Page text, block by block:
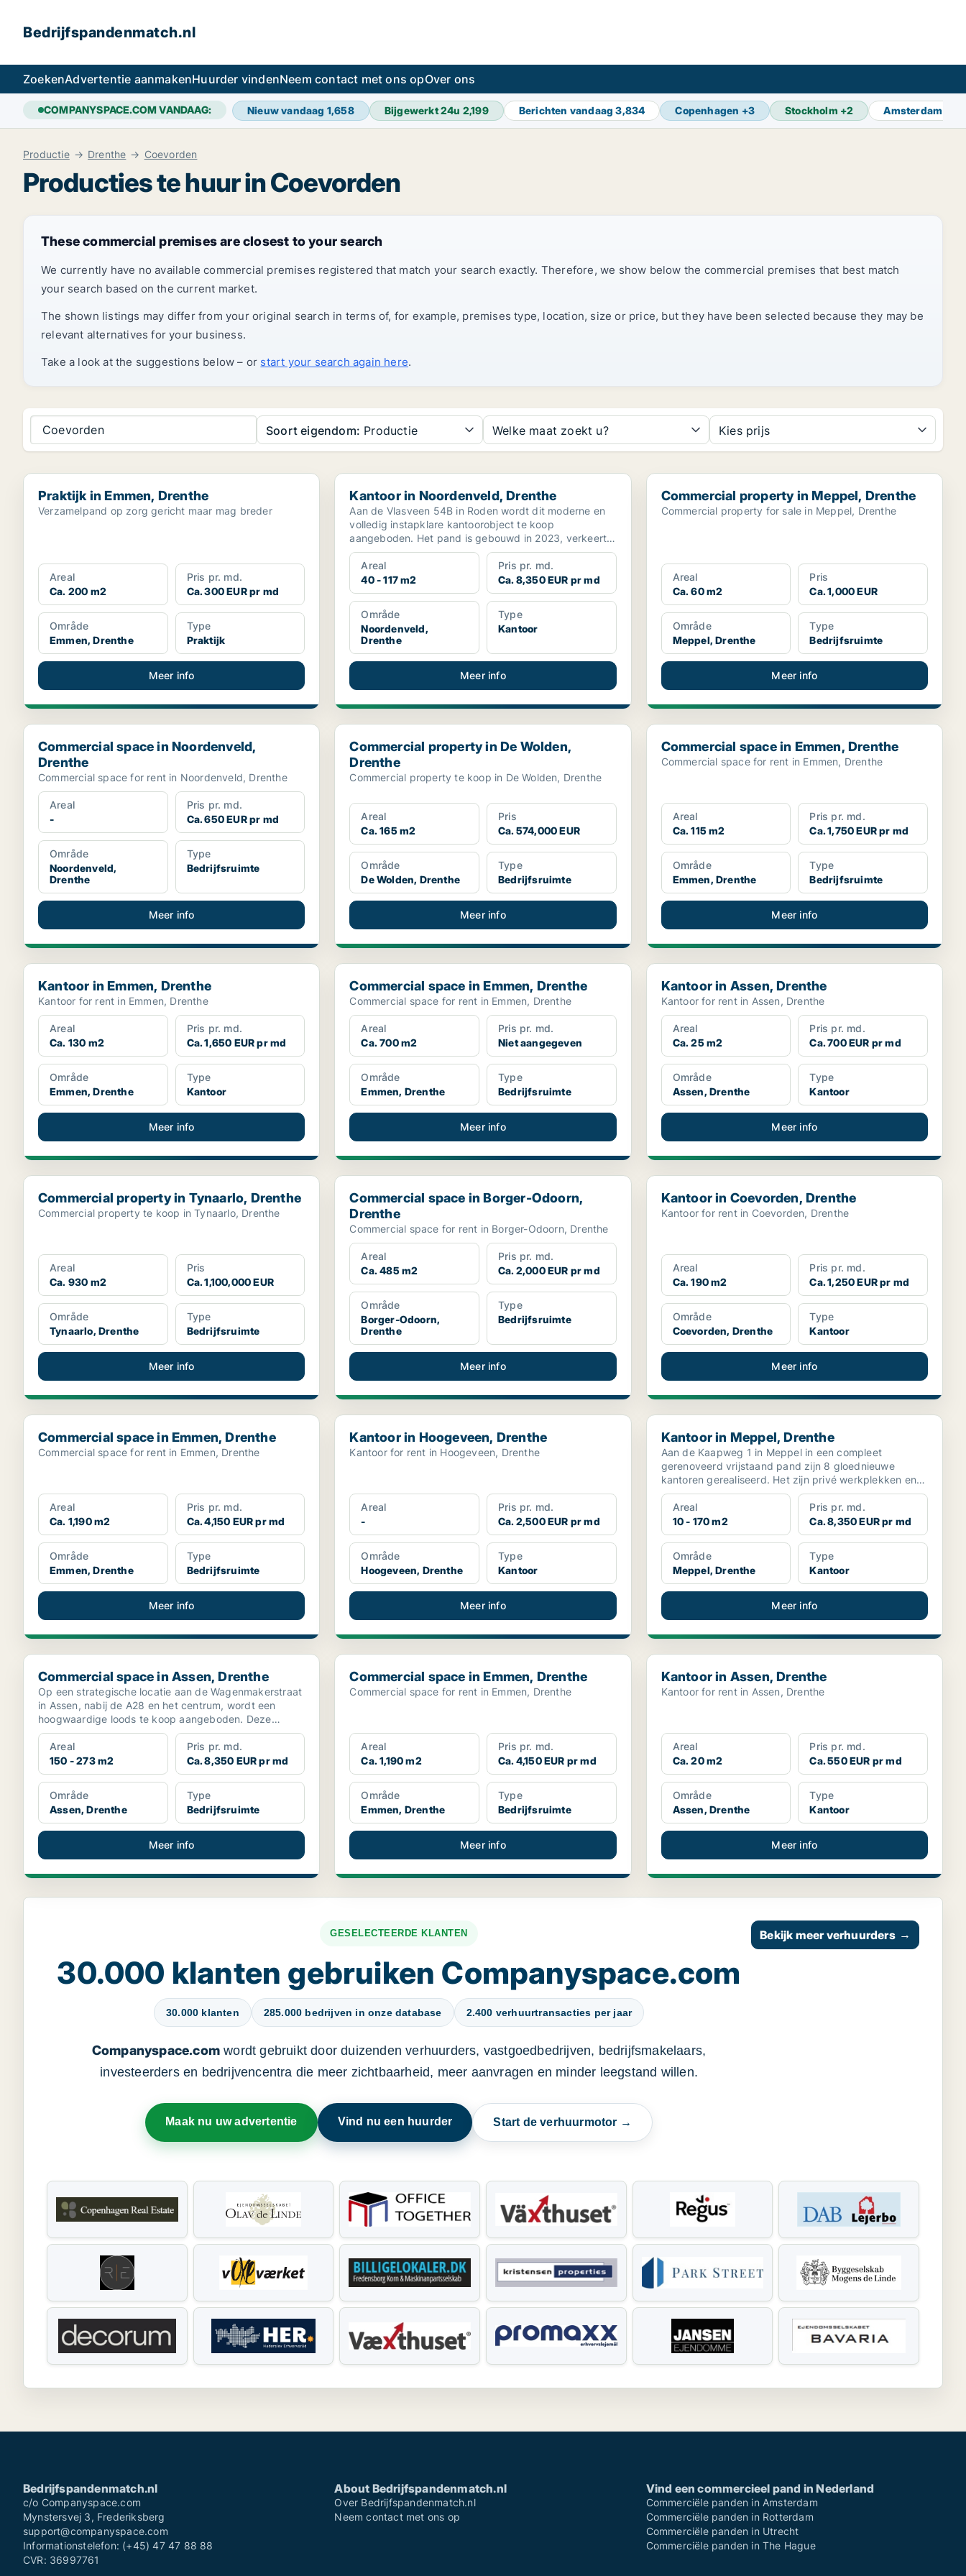
Bedrijfspandenmatch.nl
ZoekenAdvertentie aanmakenHuurder vindenNeem contact met ons opOver ons
COMPANYSPACE.COM VANDAAG: Nieuw vandaag 1,658 Bijgewerkt 24u 2,199 Berichten vandaag3,834 Copenhagen +3 Stockholm +2 Amsterdam
Productie Drenthe Coevorden
Producties te huur in Coevorden
These commercial premises are closest to your search
We currently have no available commercial premises registered that match your search exactly. Therefore, we show below the commercial premises that best match
your search based on the current market.
The shown listings may differ from your original search in terms of, for example, premises type, location, size or price, but they have been selected because they may be
relevant alternatives for your business.
Take a look at the suggestions below – or start your search again here.
Coevorden Soort eigendom: Productie Welke maat zoekt u? Kies prijs
Praktijk in Emmen, Drenthe
Praktijk in Emmen, Drenthe
Verzamelpand op zorg gericht maar mag breder
Areal
Ca. 200 m2
Pris pr. md.
Ca. 300 EUR pr md
Område
Emmen, Drenthe
Type
Praktijk
Meer info
Kantoor in Noordenveld, Drenthe
Kantoor in Noordenveld, Drenthe
Aan de Vlasveen 54B in Roden wordt dit moderne en
volledig instapklare kantoorobject te koop
aangeboden. Het pand is gebouwd in 2023, verkeert
in uitsteke...
Areal
40 - 117 m2
Pris pr. md.
Ca. 8,350 EUR pr md
Område
Noordenveld,
Drenthe
Type
Kantoor
Meer info
Commercial property in Meppel, Drenthe
Commercial property in Meppel, Drenthe
Commercial property for sale in Meppel, Drenthe
Areal
Ca. 60 m2
Pris
Ca. 1,000 EUR
Område
Meppel, Drenthe
Type
Bedrijfsruimte
Meer info
Commercial space in Noordenveld, Drenthe
Commercial space in Noordenveld,
Drenthe
Commercial space for rent in Noordenveld, Drenthe
Areal
-
Pris pr. md.
Ca. 650 EUR pr md
Område
Noordenveld,
Drenthe
Type
Bedrijfsruimte
Meer info
Commercial property in De Wolden, Drenthe
Commercial property in De Wolden,
Drenthe
Commercial property te koop in De Wolden, Drenthe
Areal
Ca. 165 m2
Pris
Ca. 574,000 EUR
Område
De Wolden, Drenthe
Type
Bedrijfsruimte
Meer info
Commercial space in Emmen, Drenthe
Commercial space in Emmen, Drenthe
Commercial space for rent in Emmen, Drenthe
Areal
Ca. 115 m2
Pris pr. md.
Ca. 1,750 EUR pr md
Område
Emmen, Drenthe
Type
Bedrijfsruimte
Meer info
Kantoor in Emmen, Drenthe
Kantoor in Emmen, Drenthe
Kantoor for rent in Emmen, Drenthe
Areal
Ca. 130 m2
Pris pr. md.
Ca. 1,650 EUR pr md
Område
Emmen, Drenthe
Type
Kantoor
Meer info
Commercial space in Emmen, Drenthe
Commercial space in Emmen, Drenthe
Commercial space for rent in Emmen, Drenthe
Areal
Ca. 700 m2
Pris pr. md.
Niet aangegeven
Område
Emmen, Drenthe
Type
Bedrijfsruimte
Meer info
Kantoor in Assen, Drenthe
Kantoor in Assen, Drenthe
Kantoor for rent in Assen, Drenthe
Areal
Ca. 25 m2
Pris pr. md.
Ca. 700 EUR pr md
Område
Assen, Drenthe
Type
Kantoor
Meer info
Commercial property in Tynaarlo, Drenthe
Commercial property in Tynaarlo, Drenthe
Commercial property te koop in Tynaarlo, Drenthe
Areal
Ca. 930 m2
Pris
Ca. 1,100,000 EUR
Område
Tynaarlo, Drenthe
Type
Bedrijfsruimte
Meer info
Commercial space in Borger-Odoorn, Drenthe
Commercial space in Borger-Odoorn,
Drenthe
Commercial space for rent in Borger-Odoorn, Drenthe
Areal
Ca. 485 m2
Pris pr. md.
Ca. 2,000 EUR pr md
Område
Borger-Odoorn,
Drenthe
Type
Bedrijfsruimte
Meer info
Kantoor in Coevorden, Drenthe
Kantoor in Coevorden, Drenthe
Kantoor for rent in Coevorden, Drenthe
Areal
Ca. 190 m2
Pris pr. md.
Ca. 1,250 EUR pr md
Område
Coevorden, Drenthe
Type
Kantoor
Meer info
Commercial space in Emmen, Drenthe
Commercial space in Emmen, Drenthe
Commercial space for rent in Emmen, Drenthe
Areal
Ca. 1,190 m2
Pris pr. md.
Ca. 4,150 EUR pr md
Område
Emmen, Drenthe
Type
Bedrijfsruimte
Meer info
Kantoor in Hoogeveen, Drenthe
Kantoor in Hoogeveen, Drenthe
Kantoor for rent in Hoogeveen, Drenthe
Areal
-
Pris pr. md.
Ca. 2,500 EUR pr md
Område
Hoogeveen, Drenthe
Type
Kantoor
Meer info
Kantoor in Meppel, Drenthe
Kantoor in Meppel, Drenthe
Aan de Kaapweg 1 in Meppel in een compleet
gerenoveerd vrijstaand pand zijn 8 gloednieuwe
kantoren gerealiseerd. Het zijn privé werkplekken en
van alle gemak...
Areal
10 - 170 m2
Pris pr. md.
Ca. 8,350 EUR pr md
Område
Meppel, Drenthe
Type
Kantoor
Meer info
Commercial space in Assen, Drenthe
Commercial space in Assen, Drenthe
Op een strategische locatie aan de Wagenmakerstraat
in Assen, nabij de A28 en het centrum, wordt een
hoogwaardige loods te koop aangeboden. Deze
bedrijfsunit...
Areal
150 - 273 m2
Pris pr. md.
Ca. 8,350 EUR pr md
Område
Assen, Drenthe
Type
Bedrijfsruimte
Meer info
Commercial space in Emmen, Drenthe
Commercial space in Emmen, Drenthe
Commercial space for rent in Emmen, Drenthe
Areal
Ca. 1,190 m2
Pris pr. md.
Ca. 4,150 EUR pr md
Område
Emmen, Drenthe
Type
Bedrijfsruimte
Meer info
Kantoor in Assen, Drenthe
Kantoor in Assen, Drenthe
Kantoor for rent in Assen, Drenthe
Areal
Ca. 20 m2
Pris pr. md.
Ca. 550 EUR pr md
Område
Assen, Drenthe
Type
Kantoor
Meer info
GESELECTEERDE KLANTEN
30.000 klanten gebruiken Companyspace.com
30.000 klanten 285.000 bedrijven in onze database 2.400 verhuurtransacties per jaar
Companyspace.com wordt gebruikt door duizenden verhuurders, vastgoedbedrijven, bedrijfsmakelaars,
investeerders en bedrijvencentra die meer zichtbaarheid, meer aanvragen en minder leegstand willen.
Maak nu uw advertentie Vind nu een huurder Start de verhuurmotor →
Bekijk meer verhuurders →
Bedrijfspandenmatch.nl
c/o Companyspace.com
Mynstersvej 3, Frederiksberg
support@companyspace.com
Informationstelefon: (+45) 47 47 88 88
CVR: 36997761
About Bedrijfspandenmatch.nl
Over Bedrijfspandenmatch.nl
Neem contact met ons op
Vind een commercieel pand in Nederland
Commerciële panden in Amsterdam
Commerciële panden in Rotterdam
Commerciële panden in Utrecht
Commerciële panden in The Hague